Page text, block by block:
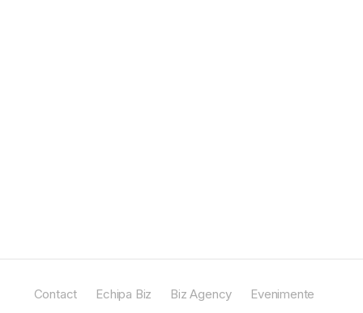
Contact Echipa Biz Biz Agency
Evenimente